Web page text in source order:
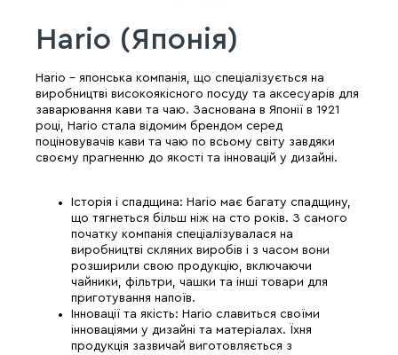
Hario (Японія)
Hario - японська компанія, що спеціалізується на
виробництві високоякісного посуду та аксесуарів для
заварювання кави та чаю. Заснована в Японії в 1921
році, Hario стала відомим брендом серед
поціновувачів кави та чаю по всьому світу завдяки
своєму прагненню до якості та інновацій у дизайні.
Історія і спадщина: Hario має багату спадщину,
що тягнеться більш ніж на сто років. З самого
початку компанія спеціалізувалася на
виробництві скляних виробів і з часом вони
розширили свою продукцію, включаючи
чайники, фільтри, чашки та інші товари для
приготування напоїв.
Інновації та якість: Hario славиться своїми
інноваціями у дизайні та матеріалах. Їхня
продукція зазвичай виготовляється з